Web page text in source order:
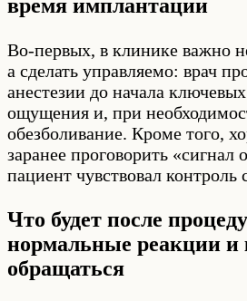
время имплантации
Во-первых, в клинике важно
а сделать управляемо: врач
анестезии до начала
ощущения и, при
обезболивание. Кроме того,
заранее проговорить «сигнал
пациент чувствовал контроль
Что будет после
нормальные реакции и
обращаться